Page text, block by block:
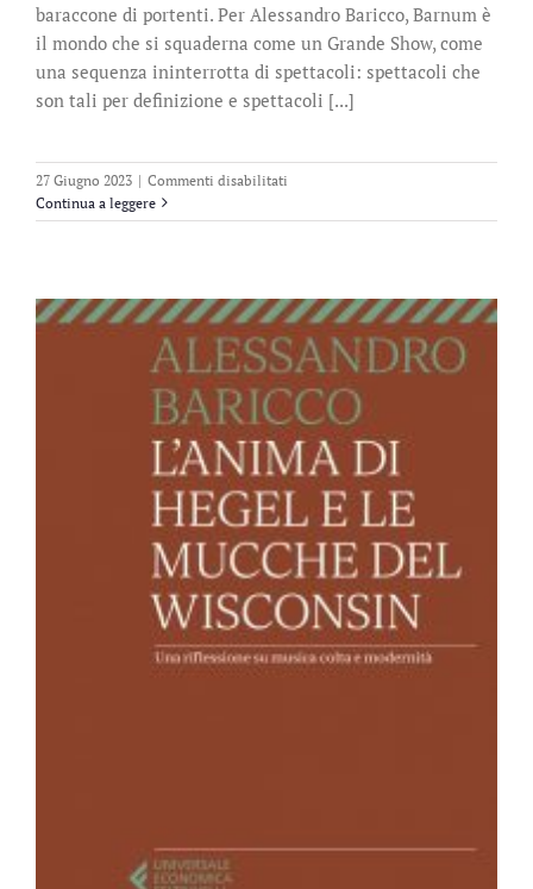
baraccone di portenti. Per Alessandro Baricco, Barnum è
il mondo che si squaderna come un Grande Show, come
una sequenza ininterrotta di spettacoli: spettacoli che
son tali per definizione e spettacoli [...]
27 Giugno 2023 | Commenti disabilitati
Cronache
Continua a leggere